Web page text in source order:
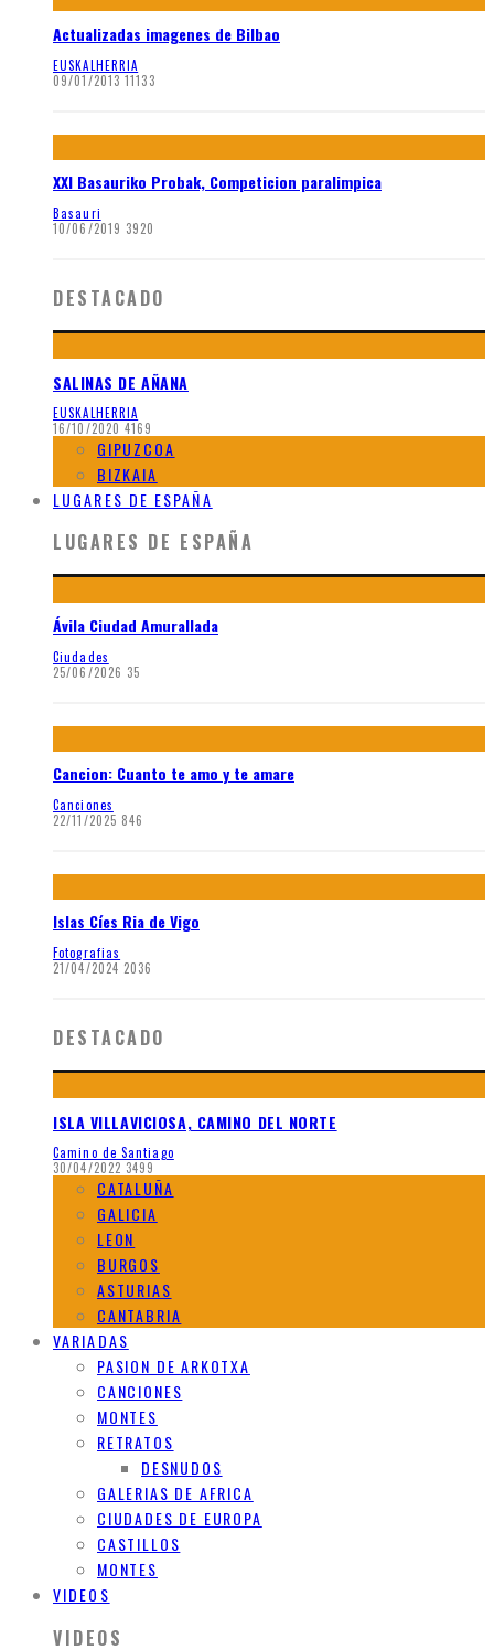
Actualizadas imagenes de Bilbao
EUSKALHERRIA
09/01/2013 11133
XXI Basauriko Probak, Competicion paralimpica
Basauri
10/06/2019 3920
DESTACADO
SALINAS DE AÑANA
EUSKALHERRIA
16/10/2020 4169
GIPUZCOA
BIZKAIA
LUGARES DE ESPAÑA
LUGARES DE ESPAÑA
Ávila Ciudad Amurallada
Ciudades
25/06/2026 35
Cancion: Cuanto te amo y te amare
Canciones
22/11/2025 846
Islas Cíes Ria de Vigo
Fotografias
21/04/2024 2036
DESTACADO
ISLA VILLAVICIOSA, CAMINO DEL NORTE
Camino de Santiago
30/04/2022 3499
CATALUÑA
GALICIA
LEON
BURGOS
ASTURIAS
CANTABRIA
VARIADAS
PASION DE ARKOTXA
CANCIONES
MONTES
RETRATOS
DESNUDOS
GALERIAS DE AFRICA
CIUDADES DE EUROPA
CASTILLOS
MONTES
VIDEOS
VIDEOS